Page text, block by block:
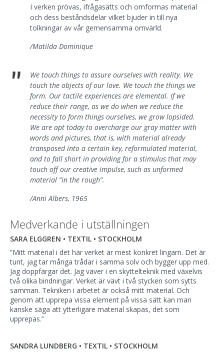
I verken prövas, ifrågasätts och omformas material
och dess beståndsdelar vilket bjuder in till nya
tolkningar av vår gemensamma omvärld.
/Matilda Dominique
"
We touch things to assure ourselves with reality. We
touch the objects of our love. We touch the things we
form. Our tactile experiences are elemental. If we
reduce their range, as we do when we reduce the
necessity to form things ourselves, we grow lopsided.
We are apt today to overcharge our gray matter with
words and pictures, that is, with material already
transposed into a certain key, reformulated material,
and to fall short in providing for a stimulus that may
touch off our creative impulse, such as unformed
material ”in the rough”.
/Anni Albers, 1965
Medverkande i utställningen
SARA ELGGREN • TEXTIL • STOCKHOLM
”Mitt material i det här verket är mest konkret lingarn. Det är
tunt, jag tar många trådar i samma solv och bygger upp med.
Jag doppfärgar det. Jag väver i en skyttelteknik med växelvis
två olika bindningar. Verket är vävt i två stycken som sytts
samman. Tekniken i arbetet är också mitt material. Och
genom att upprepa vissa element på vissa sätt kan man
kanske säga att ytterligare material skapas, det som
upprepas.”
SANDRA LUNDBERG • TEXTIL • STOCKHOLM